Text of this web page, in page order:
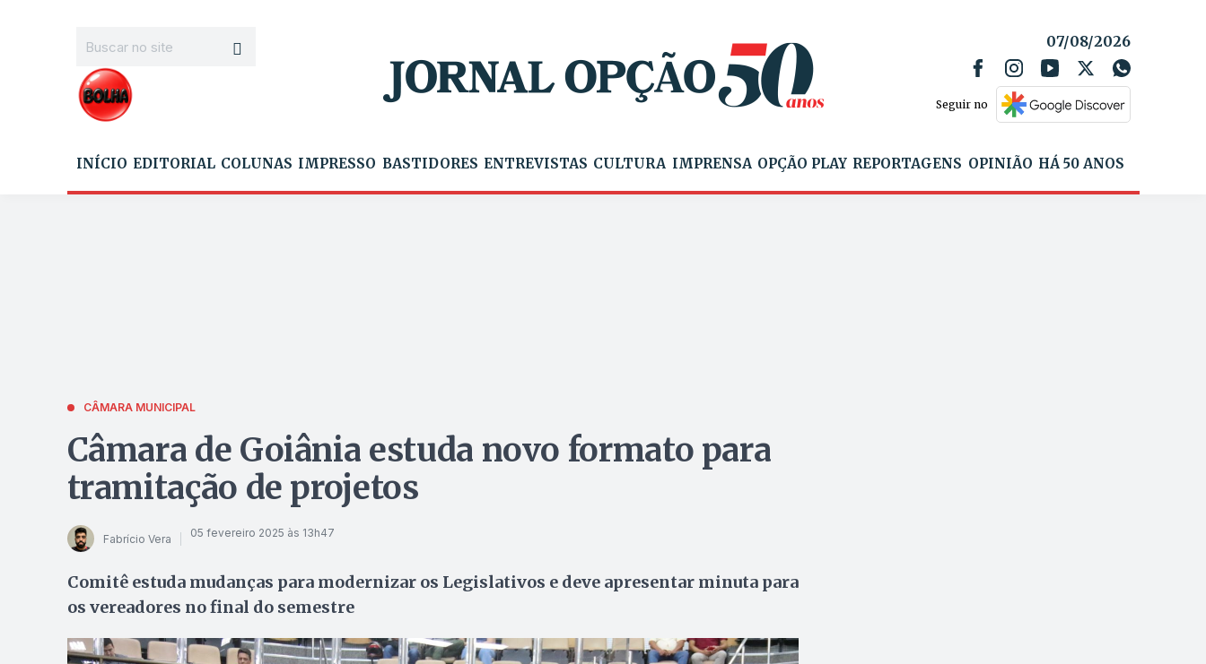
07/08/2026
Seguir no
INÍCIO EDITORIAL COLUNAS IMPRESSO BASTIDORES ENTREVISTAS CULTURA IMPRENSA OPÇÃO PLAY REPORTAGENS OPINIÃO HÁ 50 ANOS
CÂMARA MUNICIPAL
Câmara de Goiânia estuda novo formato para
tramitação de projetos
Fabrício Vera 05 fevereiro 2025 às 13h47
Comitê estuda mudanças para modernizar os Legislativos e deve apresentar minuta para
os vereadores no final do semestre